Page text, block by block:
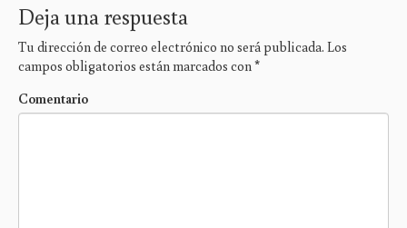
Deja una respuesta
Tu dirección de correo electrónico no será publicada. Los
campos obligatorios están marcados con*
Comentario